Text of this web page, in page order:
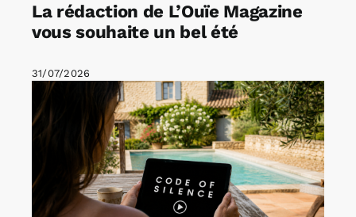
La rédaction de L’Ouïe Magazine
vous souhaite un bel été
31/07/2026